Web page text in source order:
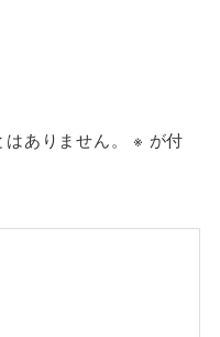
ありません。 ※ が付